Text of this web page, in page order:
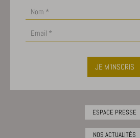
JE M'INSCRIS
ESPACE PRESSE
NOS ACTUALITÉS